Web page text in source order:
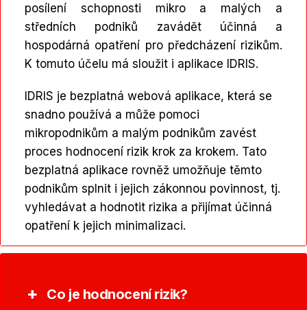
posílení schopnosti mikro a malých a
středních podniků zavádět účinná a
hospodárná opatření pro předcházení rizikům.
K tomuto účelu má sloužit i aplikace IDRIS.
IDRIS je bezplatná webová aplikace, která se
snadno používá a může pomoci
mikropodnikům a malým podnikům zavést
proces hodnocení rizik krok za krokem. Tato
bezplatná aplikace rovněž umožňuje těmto
podnikům splnit i jejich zákonnou povinnost, tj.
vyhledávat a hodnotit rizika a přijímat účinná
opatření k jejich minimalizaci.
Co je hodnocení rizik?